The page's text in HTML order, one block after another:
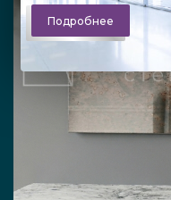
Подробнее